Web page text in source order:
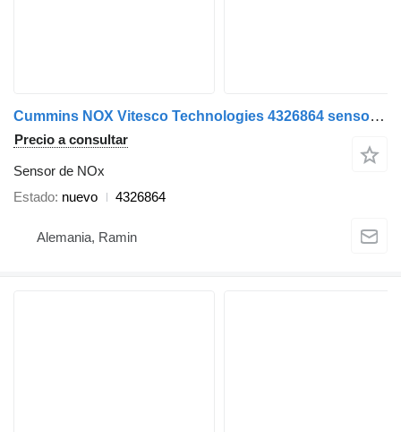
Cummins NOX Vitesco Technologies 4326864 sensor de NOx para Cummins cabeza tractora
Precio a consultar
Sensor de NOx
Estado nuevo 4326864
Alemania, Ramin